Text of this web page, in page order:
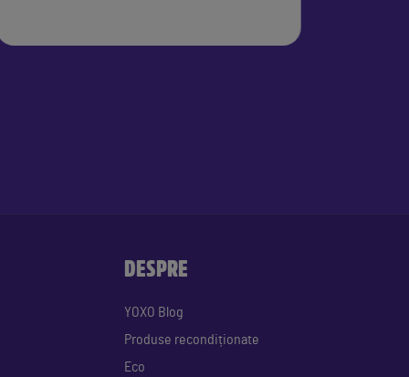
DESPRE
YOXO Blog
Produse recondiționate
Eco